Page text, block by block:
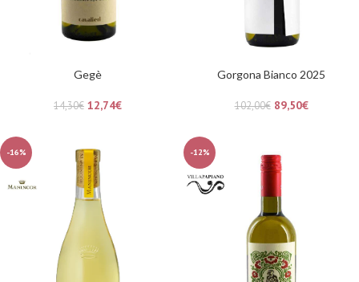
Gegè
14,30€ 12,74€
Gorgona Bianco 2025
102,00€ 89,50€
-16% -12%